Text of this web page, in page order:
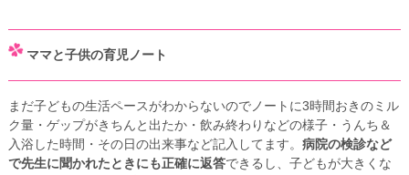
ママと子供の育児ノート
まだ子どもの生活ペースがわからないのでノートに3時間おきのミル
ク量・ゲップがきちんと出たか・飲み終わりなどの様子・うんち＆
入浴した時間・その日の出来事など記入してます。 病院の検診など
で先生に聞かれたときにも正確に返答できるし、子どもが大きくな